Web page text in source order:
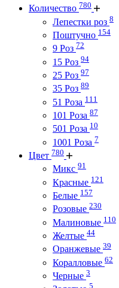
Количество 780
Лепестки роз 8
Поштучно 154
9 Роз 72
15 Роз 94
25 Роз 97
35 Роз 89
51 Роза 111
101 Роза 87
501 Роза 10
1001 Роза 7
Цвет 780
Микс 91
Красные 121
Белые 157
Розовые 230
Малиновые 110
Желтые 44
Оранжевые 39
Коралловые 62
Черные 3
5